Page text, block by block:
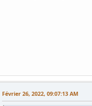
Février 26, 2022, 09:07:13 AM